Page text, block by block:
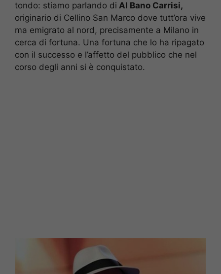
tondo: stiamo parlando di Al Bano Carrisi,
originario di Cellino San Marco dove tutt’ora vive
ma emigrato al nord, precisamente a Milano in
cerca di fortuna. Una fortuna che lo ha ripagato
con il successo e l’affetto del pubblico che nel
corso degli anni si è conquistato.